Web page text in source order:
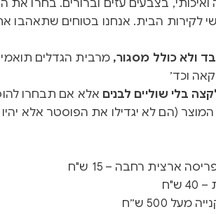
בצבעים עזים וברורים. בחרו את
לקירות הבית. אנחנו בטוחים שתאהבו
ולא כולל מסגור, מרבית הגדלים
וכד׳
בלי שוליים לבנים אלא אם תבחרו
(הם לא יגדילו את הפוסטר אלא יהיו
ארצית רחבה – 15 ש"ח
500 ש״ח